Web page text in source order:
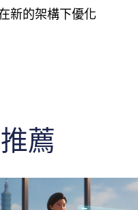
新的架構下優化
薦